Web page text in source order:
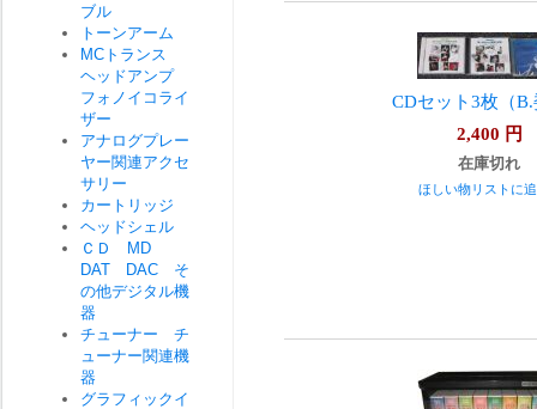
CDセット3枚（
2,400 円
在庫切れ
ほしい物リストに
ブル
トーンアーム
MCトランス
ヘッドアンプ
フォノイコライ
ザー
アナログプレー
ヤー関連アクセ
サリー
カートリッジ
ヘッドシェル
ＣＤ MD
DAT DAC そ
の他デジタル機
器
チューナー チ
ューナー関連機
器
グラフィックイ